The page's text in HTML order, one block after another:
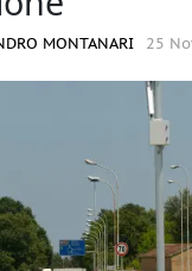
MONTANARI 25